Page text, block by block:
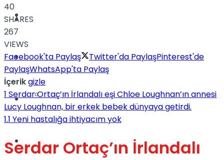
Yaşam
Sağlık
Dünya
Türkiye
Müzik
Sinema
40
SHARES
267
VIEWS
Facebook'ta Paylaş
Twitter'da PaylaşPinterest'de
PaylaşWhatsApp'ta Paylaş
İçerikgizle
1 Serdar Ortaç’ın İrlandalı eşi Chloe Loughnan’ın annesi
Lucy Loughnan, bir erkek bebek dünyaya getirdi.
1.1 Yeni hastalığa ihtiyacım yok
Serdar Ortaç’ın İrlandalı